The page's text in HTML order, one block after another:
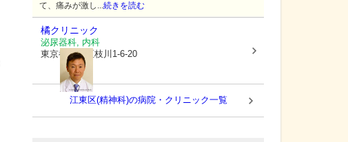
て、痛みが激し...続きを読む
橘クリニック
泌尿器科, 内科
東京都江東区枝川1-6-20
江東区(精神科)の病院・クリニック一覧